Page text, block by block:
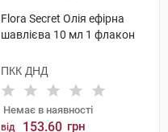
Flora Secret Олія ефірна
шавлієва 10 мл 1 флакон
ПКК ДНД
Немає в наявності
від 153.60 грн